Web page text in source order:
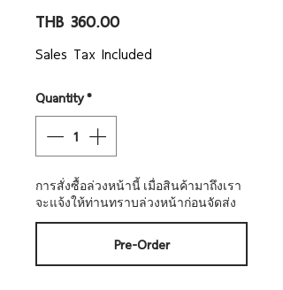
THB 360.00Price
Sales Tax Included
Quantity*
การสั่งซื้อล่วงหน้านี้ เมื่อสินค้ามาถึงเรา
จะแจ้งให้ท่านทราบล่วงหน้าก่อนจัดส่ง
Pre-Order